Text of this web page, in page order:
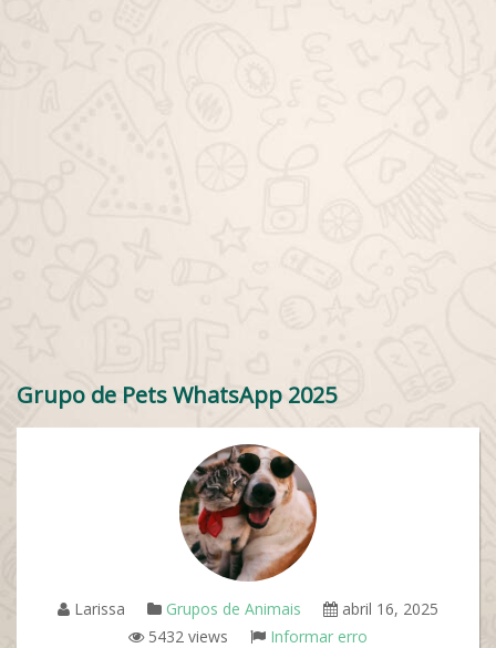
Grupo de Pets WhatsApp 2025
Larissa Grupos de Animais
abril 16, 2025
5432 views
Informar erro